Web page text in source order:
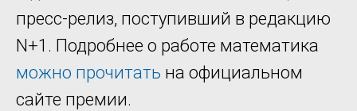
пресс-релиз, поступивший в редакцию
N+1. Подробнее о работе математика
можно прочитать на официальном
сайте премии.